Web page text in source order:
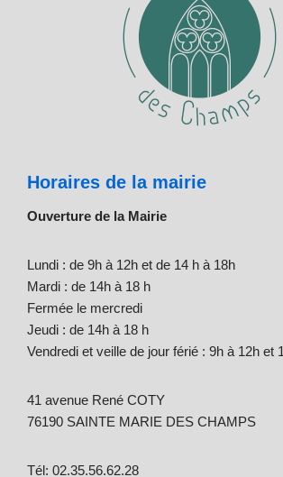
Horaires de la mairie
Ouverture de la Mairie
Lundi : de 9h à 12h et de 14 h à 18h
Mardi : de 14h à 18 h
Fermée le mercredi
Jeudi : de 14h à 18 h
Vendredi et veille de jour férié : 9h à 12h et
41 avenue René COTY
76190 SAINTE MARIE DES CHAMPS
Tél: 02.35.56.62.28